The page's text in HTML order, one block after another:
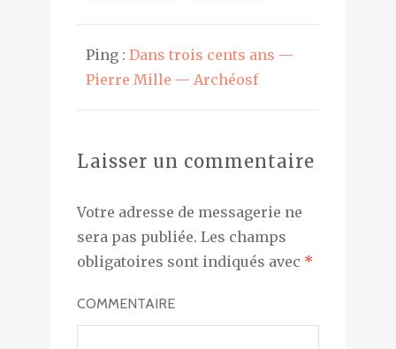
Ping : Dans trois cents ans —
Pierre Mille — Archéosf
Laisser un commentaire
Votre adresse de messagerie ne
sera pas publiée. Les champs
obligatoires sont indiqués avec *
COMMENTAIRE